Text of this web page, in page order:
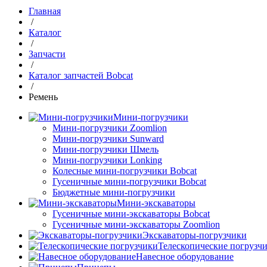
Главная
/
Каталог
/
Запчасти
/
Каталог запчастей Bobcat
/
Ремень
Мини-погрузчики
Мини-погрузчики Zoomlion
Мини-погрузчики Sunward
Мини-погрузчики Шмель
Мини-погрузчики Lonking
Колесные мини-погрузчики Bobcat
Гусеничные мини-погрузчики Bobcat
Бюджетные мини-погрузчики
Мини-экскаваторы
Гусеничные мини-экскаваторы Bobcat
Гусеничные мини-экскаваторы Zoomlion
Экскаваторы-погрузчики
Телескопические
Навесное оборудование